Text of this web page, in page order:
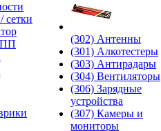
сетки
(302) Антенны
(301) Алкотестеры
(303) Антирадары
(304) Вентиляторы
(306) Зарядные
устройства
(307) Камеры и
мониторы